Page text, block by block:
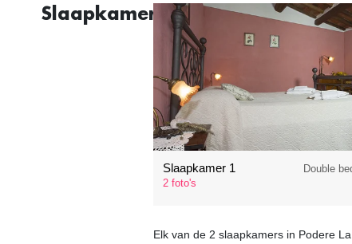
Slaapkamers
Slaapkamer 1
2 foto's
Double
Elk van de 2 slaapkamers in Podere